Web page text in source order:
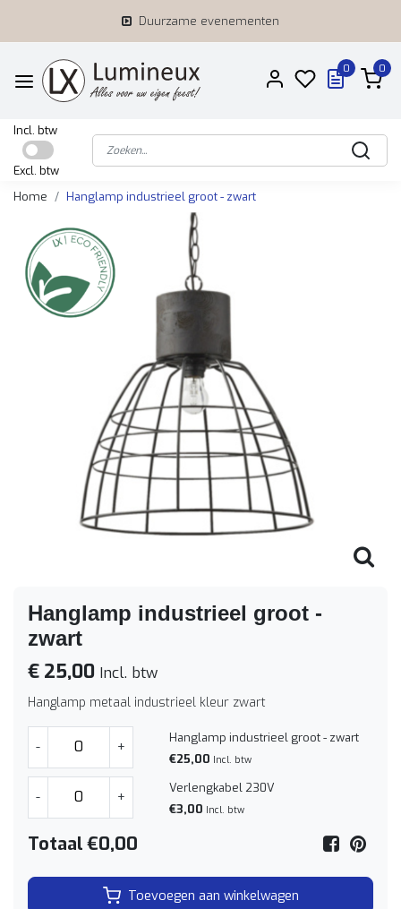
Duurzame evenementen
0 0
Incl. btw
Excl. btw
Home
Hanglamp industrieel groot - zwart
Hanglamp industrieel groot -
zwart
€ 25,00 Incl. btw
Hanglamp metaal industrieel kleur zwart
- +
Hanglamp industrieel groot - zwart
€25,00 Incl. btw
- +
Verlengkabel 230V
€3,00 Incl. btw
Totaal€0,00
Toevoegen aan winkelwagen